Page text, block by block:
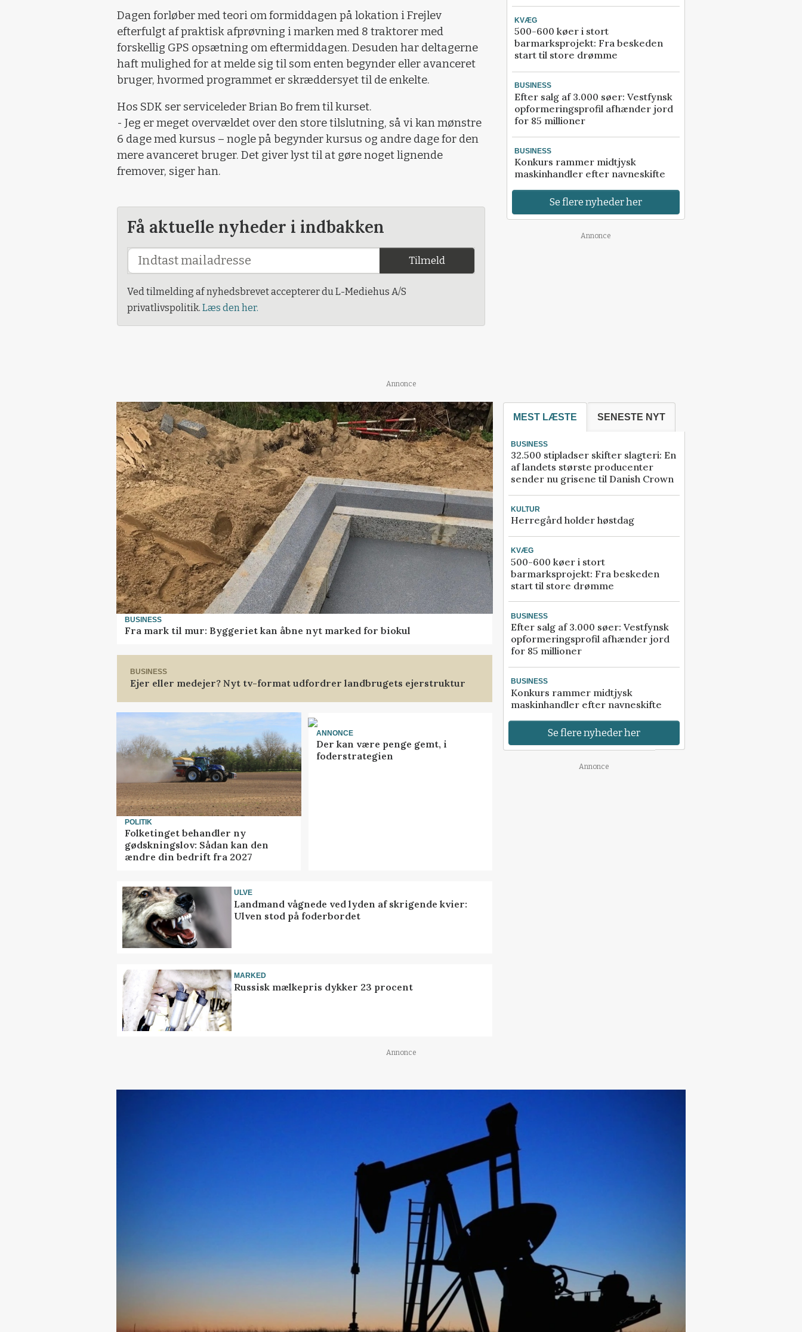
Dagen forløber med teori om formiddagen på lokation i Frejlev
efterfulgt af praktisk afprøvning i marken med 8 traktorer med
forskellig GPS opsætning om eftermiddagen. Desuden har deltagerne
haft mulighed for at melde sig til som enten begynder eller avanceret
bruger, hvormed programmet er skræddersyet til de enkelte.
Hos SDK ser serviceleder Brian Bo frem til kurset.
- Jeg er meget overvældet over den store tilslutning, så vi kan mønstre
6 dage med kursus – nogle på begynder kursus og andre dage for den
mere avanceret bruger. Det giver lyst til at gøre noget lignende
fremover, siger han.
Få aktuelle nyheder i indbakken
Tilmeld
Ved tilmelding af nyhedsbrevet accepterer du L-Mediehus A/S
privatlivspolitik. Læs den her.
KVÆG
500-600 køer i stort
barmarksprojekt: Fra beskeden
start til store drømme
BUSINESS
Efter salg af 3.000 søer: Vestfynsk
opformeringsprofil afhænder jord
for 85 millioner
BUSINESS
Konkurs rammer midtjysk
maskinhandler efter navneskifte
Se flere nyheder her
Annonce
Annonce
BUSINESS
Fra mark til mur: Byggeriet kan åbne nyt marked for biokul
BUSINESS
Ejer eller medejer? Nyt tv-format udfordrer landbrugets ejerstruktur
POLITIK
Folketinget behandler ny
gødskningslov: Sådan kan den
ændre din bedrift fra 2027
ANNONCE
Der kan være penge gemt, i
foderstrategien
ULVE
Landmand vågnede ved lyden af skrigende kvier:
Ulven stod på foderbordet
MARKED
Russisk mælkepris dykker 23 procent
MEST LÆSTE SENESTE NYT
BUSINESS
32.500 stipladser skifter slagteri: En
af landets største producenter
sender nu grisene til Danish Crown
KULTUR
Herregård holder høstdag
KVÆG
500-600 køer i stort
barmarksprojekt: Fra beskeden
start til store drømme
BUSINESS
Efter salg af 3.000 søer: Vestfynsk
opformeringsprofil afhænder jord
for 85 millioner
BUSINESS
Konkurs rammer midtjysk
maskinhandler efter navneskifte
Se flere nyheder her
Annonce
Annonce